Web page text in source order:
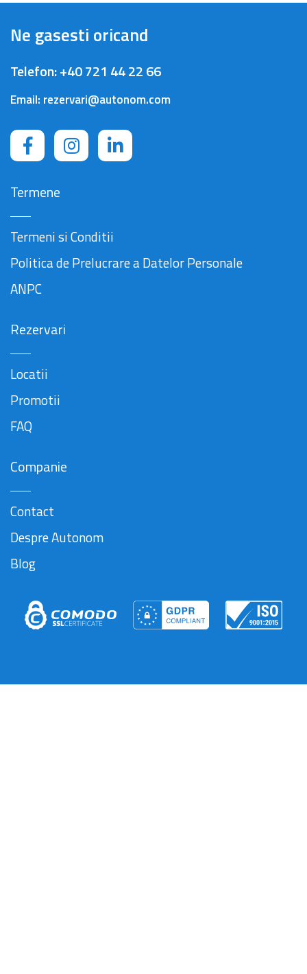
Ne gasesti oricand
Telefon:+40 721 44 22 66
Email: rezervari@autonom.com
Termene
Termeni si Conditii
Politica de Prelucrare a Datelor Personale
ANPC
Rezervari
Locatii
Promotii
FAQ
Companie
Contact
Despre Autonom
Blog